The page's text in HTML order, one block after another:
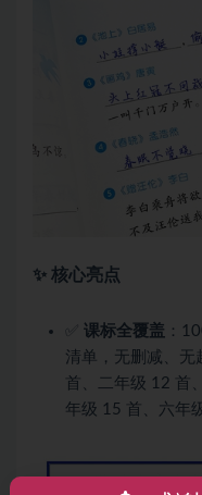
✨ 核心亮点
课标全覆盖 ：
清单，无删减、
首、二年级 12 首
年级 15 首、六年